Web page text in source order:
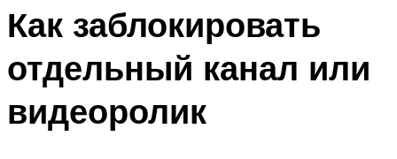
Как заблокировать
отдельный канал или
видеоролик